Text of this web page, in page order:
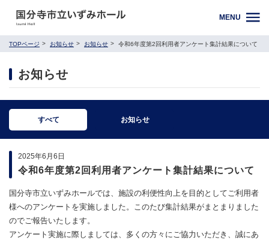
MENU
TOPページ お知らせ お知らせ 令和6年度第2回利用者アンケート集計結果について
お知らせ
すべて お知らせ
2025年6月6日
令和6年度第2回利用者アンケート集計結果について
国分寺市立いずみホールでは、施設の利便性向上を目的としてご利用者
様へのアンケートを実施しました。このたび集計結果がまとまりました
のでご報告いたします。
アンケート実施に際しましては、多くの方々にご協力いただき、誠にあ